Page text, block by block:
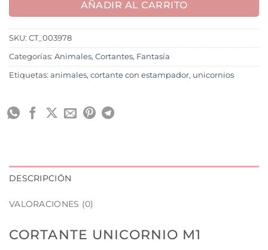
AÑADIR AL CARRITO
SKU: CT_003978
Categorías: Animales, Cortantes, Fantasía
Etiquetas: animales, cortante con estampador, unicornios
DESCRIPCIÓN
VALORACIONES (0)
CORTANTE UNICORNIO M1